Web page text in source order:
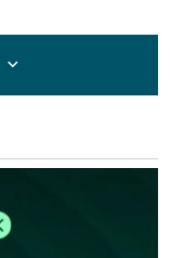
kirjautua